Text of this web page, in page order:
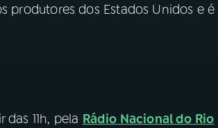
produtores dos Estados Unidos e é
11h, pela Rádio Nacional do Rio